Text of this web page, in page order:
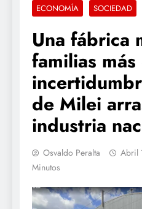
ECONOMÍA SOCIEDAD
Una fábrica
familias más
de Milei
industria
Osvaldo Peralta Abril
Minutos